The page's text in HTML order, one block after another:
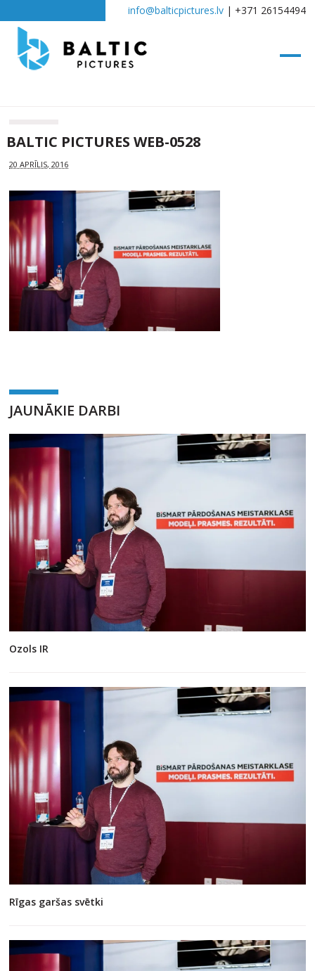
info@balticpictures.lv| +371 26154494
BALTIC PICTURES WEB-0528
20 APRĪLIS, 2016
JAUNĀKIE DARBI
Ozols IR
Rīgas garšas svētki